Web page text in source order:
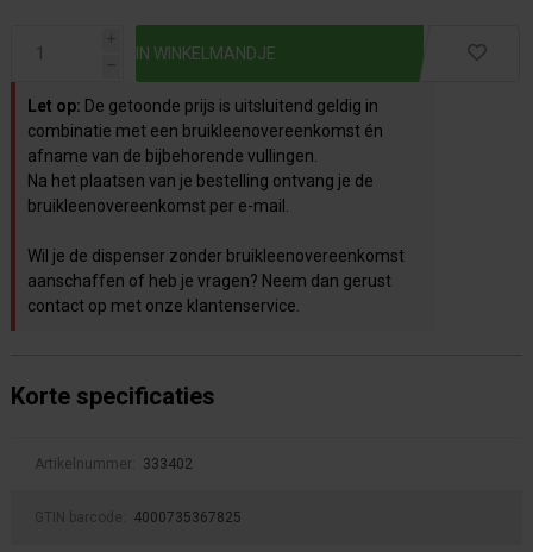
i
h
Let op: De getoonde prijs is uitsluitend geldig in
combinatie met een bruikleenovereenkomst én
afname van de bijbehorende vullingen.
Na het plaatsen van je bestelling ontvang je de
bruikleenovereenkomst per e-mail.
Wil je de dispenser zonder bruikleenovereenkomst
aanschaffen of heb je vragen? Neem dan gerust
contact op met onze klantenservice.
Korte specificaties
Artikelnummer: 333402
GTIN barcode: 4000735367825